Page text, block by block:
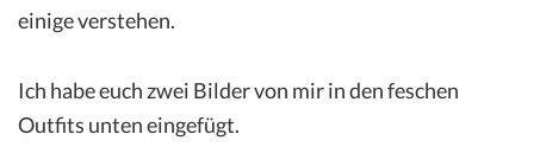
einige verstehen.
Ich habe euch zwei Bilder von mir in den feschen
Outfits unten eingefügt.